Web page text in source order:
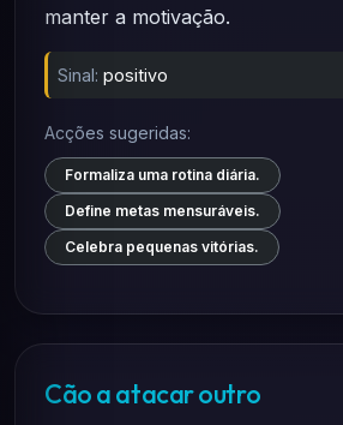
manter a motivação.
Sinal: positivo
Acções sugeridas:
Formaliza uma rotina diária.
Define metas mensuráveis.
Celebra pequenas vitórias.
Cão a atacar outro